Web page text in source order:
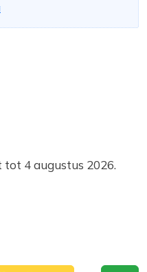
4 augustus 2026.